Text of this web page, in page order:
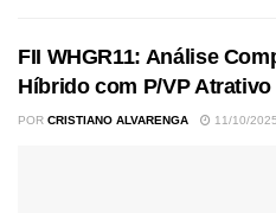
FII WHGR11: Análise
Híbrido com P/VP
POR CRISTIANO ALVARENGA 11/10/2025